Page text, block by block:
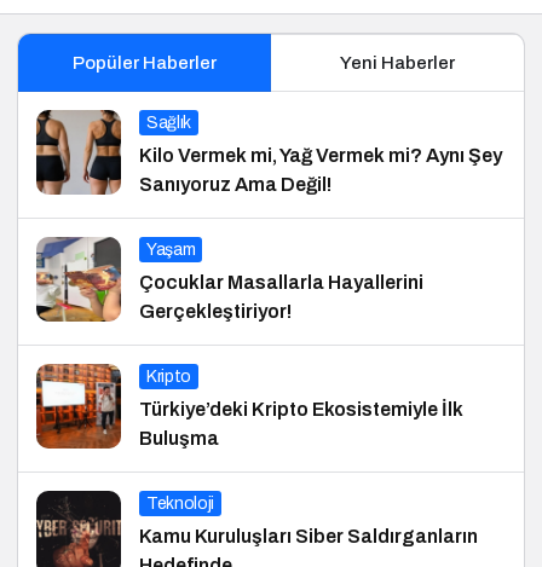
Popüler Haberler Yeni Haberler
Sağlık
Kilo Vermek mi, Yağ Vermek mi? Aynı Şey
Sanıyoruz Ama Değil!
Yaşam
Çocuklar Masallarla Hayallerini
Gerçekleştiriyor!
Kripto
Türkiye’deki Kripto Ekosistemiyle İlk
Buluşma
Teknoloji
Kamu Kuruluşları Siber Saldırganların